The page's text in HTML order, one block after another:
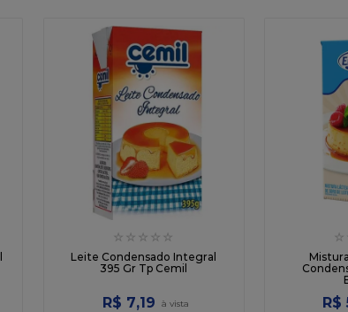
☆ ☆ ☆ ☆ ☆
Leite Condensado Integral
395 Gr Tp Cemil
R$ 7,19
☆
R$